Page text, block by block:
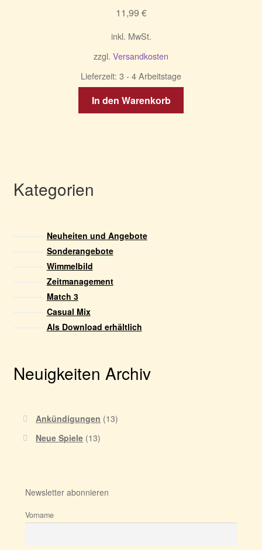
11,99 €
inkl. MwSt.
zzgl. Versandkosten
Lieferzeit: 3 - 4 Arbeitstage
In den Warenkorb
Kategorien
Neuheiten und Angebote
Sonderangebote
Wimmelbild
Zeitmanagement
Match 3
Casual Mix
Als Download erhältlich
Neuigkeiten Archiv
Ankündigungen (13)
Neue Spiele (13)
Newsletter abonnieren
Vorname